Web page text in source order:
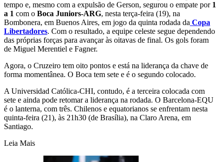
tempo e, mesmo com a expulsão de Gerson, segurou o empate por1
a 1 com o Boca Juniors-ARG, nesta terça-feira (19), na
Bombonera, em Buenos Aires, em jogo da quinta rodada da Copa
Libertadores. Com o resultado, a equipe celeste segue dependendo
das próprias forças para avançar às oitavas de final. Os gols foram
de Miguel Merentiel e Fagner.
Agora, o Cruzeiro tem oito pontos e está na liderança da chave de
forma momentânea. O Boca tem sete e é o segundo colocado.
A Universidad Católica-CHI, contudo, é a terceira colocada com
sete e ainda pode retomar a liderança na rodada. O Barcelona-EQU
é o lanterna, com três. Chilenos e equatorianos se enfrentam nesta
quinta-feira (21), às 21h30 (de Brasília), na Claro Arena, em
Santiago.
Leia Mais